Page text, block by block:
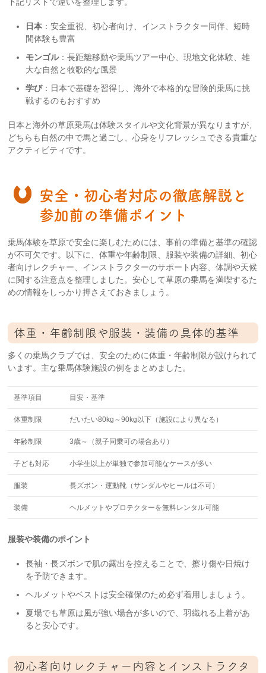
下記リストで違いを整理します。
日本 ：安全重視、初心者向け、インストラクター同伴、短時
間体験も豊富
モンゴル：長距離移動や乗馬ツアー中心、現地文化体験、雄
大な自然と牧歌的な風景
学び：日本で基礎を習得し、海外で本格的な冒険的乗馬に挑
戦するのもおすすめ
日本と海外の草原乗馬は体験スタイルや文化背景が異なりますが、
どちらも自然の中で馬と過ごし、心身をリフレッシュできる貴重な
アクティビティです。
安全・初心者対応の徹底解説と
参加前の準備ポイント
乗馬体験を草原で安全に楽しむためには、事前の準備と基準の確認
が不可欠です。以下に、体重や年齢制限、服装や装備の詳細、初心
者向けレクチャー、インストラクターのサポート内容、体調や天候
に関する注意点を整理しました。安心して草原の乗馬を満喫するた
めの情報をしっかり押さえておきましょう。
体重・年齢制限や服装・装備の具体的基準
多くの乗馬クラブでは、安全のために体重・年齢制限が設けられて
います。主な乗馬体験施設の例をまとめました。
基準項目 目安・基準
体重制限 だいたい80kg～90kg以下（施設により異なる）
年齢制限 3歳～（親子同乗可の場合あり）
子ども対応 小学生以上が単独で参加可能なケースが多い
服装 長ズボン・運動靴（サンダルやヒールは不可）
装備 ヘルメットやプロテクターを無料レンタル可能
服装や装備のポイント
長袖・長ズボンで肌の露出を控えることで、擦り傷や日焼け
を予防できます。
ヘルメットやベストは安全確保のため必ず着用しましょう。
夏場でも草原は風が強い場合が多いので、羽織れる上着があ
ると安心です。
初心者向けレクチャー内容とインストラクタ